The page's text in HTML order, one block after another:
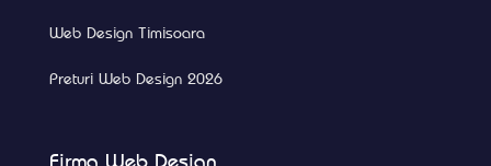
Web Design Timisoara
Preturi Web Design 2026